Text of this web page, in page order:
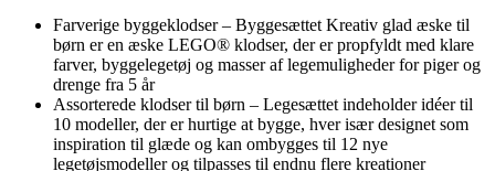
Farverige byggeklodser – Byggesættet Kreativ glad æske til
børn er en æske LEGO® klodser, der er propfyldt med klare
farver, byggelegetøj og masser af legemuligheder for piger og
drenge fra 5 år
Assorterede klodser til børn – Legesættet indeholder idéer til
10 modeller, der er hurtige at bygge, hver især designet som
inspiration til glæde og kan ombygges til 12 nye
legetøjsmodeller og tilpasses til endnu flere kreationer